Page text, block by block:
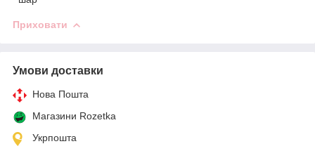
Приховати
Умови доставки
Нова Пошта
Магазини Rozetka
Укрпошта